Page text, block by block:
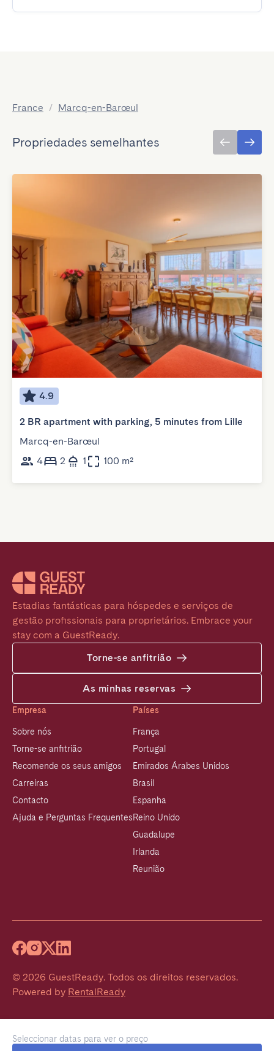
Seleccionar datas para ver o preço
France / Marcq-en-Barœul
Propriedades semelhantes
4.9
2 BR apartment with parking, 5 minutes from Lille
Marcq-en-Barœul
4
2 1 100 m²
Estadias fantásticas para hóspedes e serviços de
gestão profissionais para proprietários. Embrace your
stay com a GuestReady.
Torne-se anfitrião
As minhas reservas
Empresa
Sobre nós
Torne-se anfitrião
Recomende os seus amigos
Carreiras
Contacto
Ajuda e Perguntas Frequentes
Países
França
Portugal
Emirados Árabes Unidos
Brasil
Espanha
Reino Unido
Guadalupe
Irlanda
Reunião
© 2026 GuestReady. Todos os direitos reservados.
Powered by RentalReady